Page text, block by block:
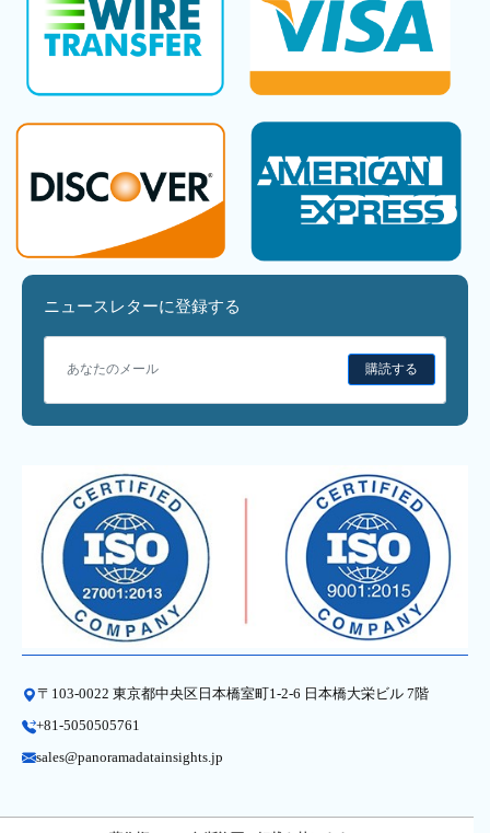
ニュースレターに登録する
購読する
〒103-0022 東京都中央区日本橋室町1-2-6 日本橋大栄ビル 7階
+81-5050505761
sales@panoramadatainsights.jp